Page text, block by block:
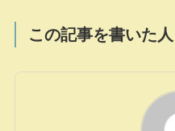
この記事を書いた人